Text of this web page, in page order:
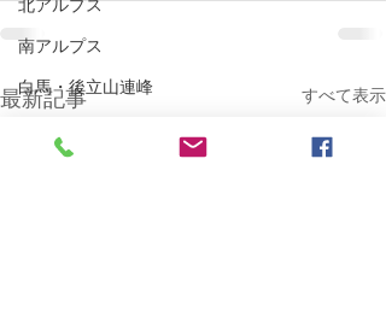
北アルプス
南アルプス
白馬・後立山連峰
最新記事 すべて表示